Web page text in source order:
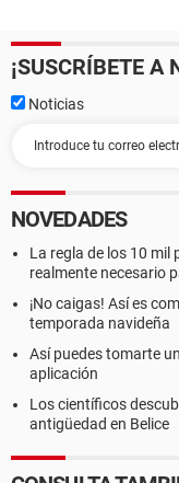
¡SUSCRÍBETE A
Noticias
NOVEDADES
La regla de los 10 mil
realmente necesario
¡No caigas! Así es
temporada navideña
Así puedes tomarte
aplicación
Los científicos
antigüedad en Belice